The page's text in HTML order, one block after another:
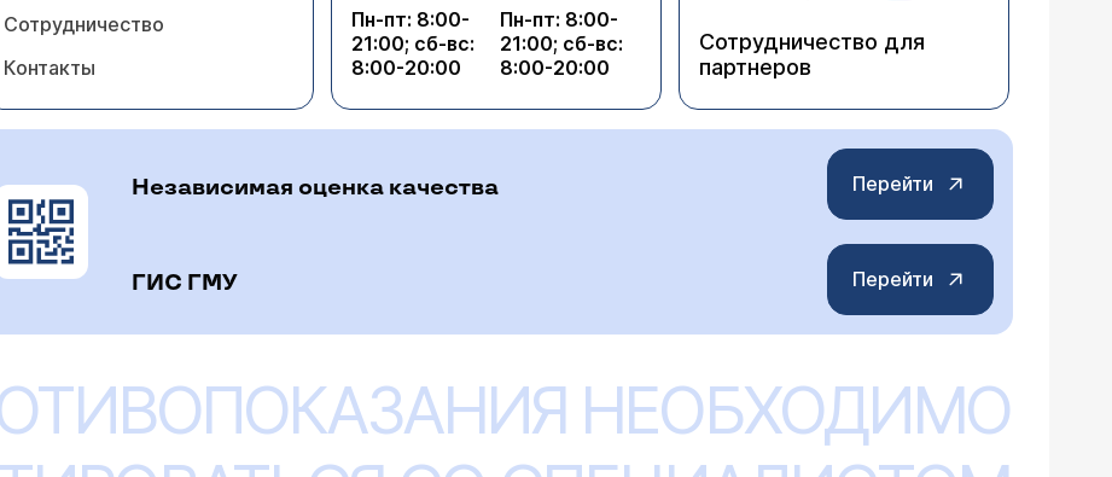
Сотрудничество
Контакты
Пн-пт: 8:00-
21:00; сб-вс:
8:00-20:00
Пн-пт: 8:00-
21:00; сб-вс:
8:00-20:00
Сотрудничество для
партнеров
Независимая оценка качества Перейти
ГИС ГМУ Перейти
НЕОБХОДИМО